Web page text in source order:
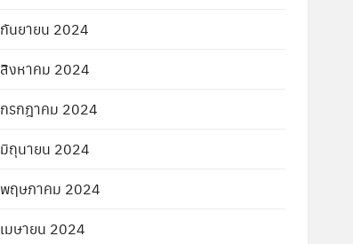
กันยายน 2024
สิงหาคม 2024
กรกฎาคม 2024
มิถุนายน 2024
พฤษภาคม 2024
เมษายน 2024